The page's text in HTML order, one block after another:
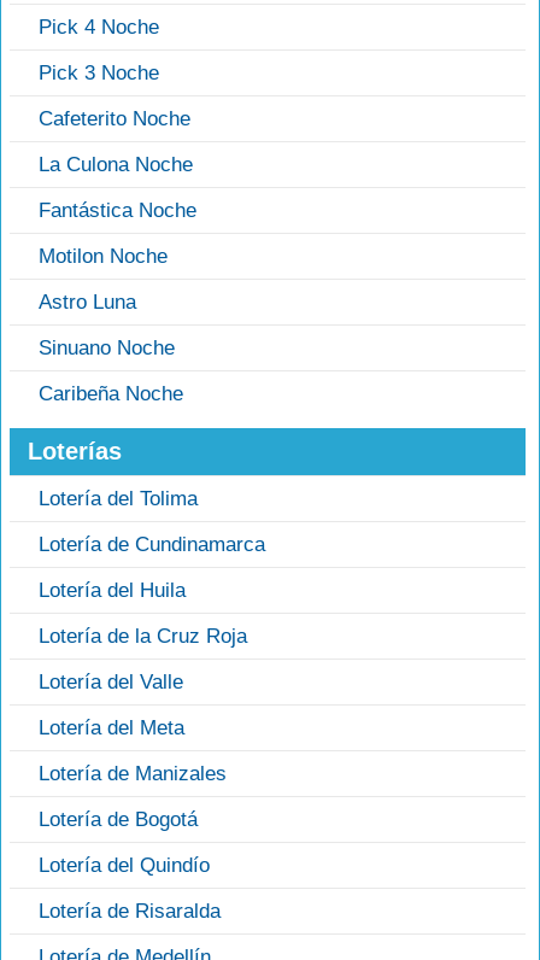
Pick 4 Noche
Pick 3 Noche
Cafeterito Noche
La Culona Noche
Fantástica Noche
Motilon Noche
Astro Luna
Sinuano Noche
Caribeña Noche
Loterías
Lotería del Tolima
Lotería de Cundinamarca
Lotería del Huila
Lotería de la Cruz Roja
Lotería del Valle
Lotería del Meta
Lotería de Manizales
Lotería de Bogotá
Lotería del Quindío
Lotería de Risaralda